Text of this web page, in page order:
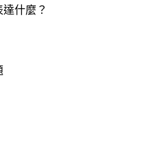
什麼？